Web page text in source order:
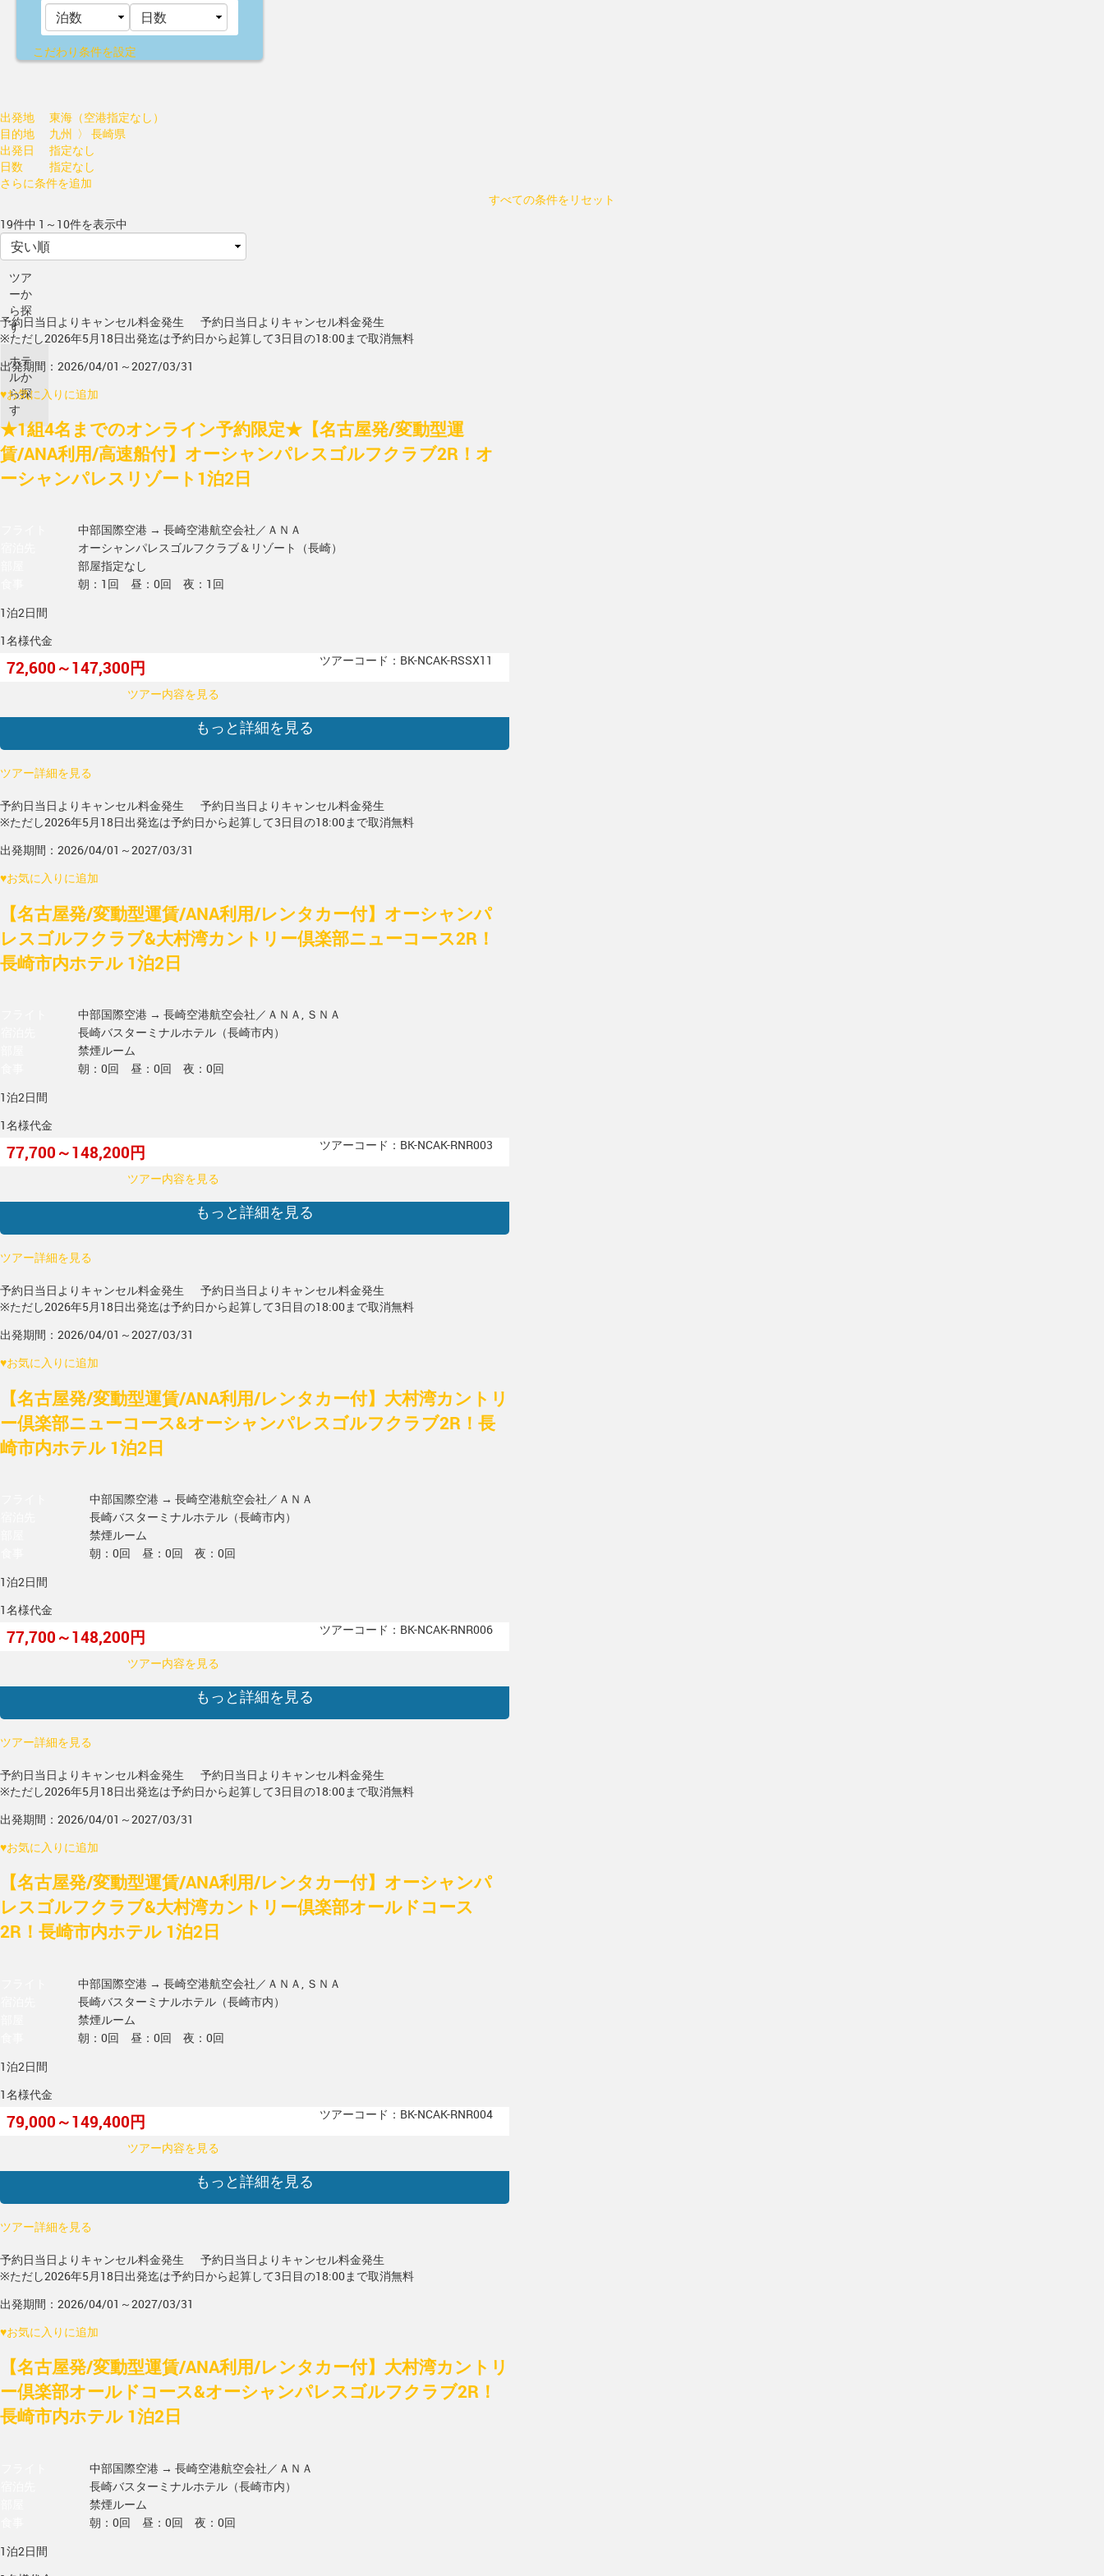
こだわり条件を設定
出発地
東海（空港指定なし）
目的地
九州 〉 長崎県
出発日
指定なし
日数
指定なし
さらに条件を追加
すべての条件をリセット
19件中 1～10件を表示中
ツア
ーか
ら探
す
ホテ
ルか
ら探
す
予約日当日よりキャンセル料金発生
予約日当日よりキャンセル料金発生
※ただし2026年5月18日出発迄は予約日から起算して3日目の18:00まで取消無料
出発期間：2026/04/01～2027/03/31
♥お気に入りに追加
★1組4名までのオンライン予約限定★【名古屋発/変動型運
賃/ANA利用/高速船付】オーシャンパレスゴルフクラブ2R！オ
ーシャンパレスリゾート1泊2日
中部国際空港 → 長崎空港航空会社／ＡＮＡ
オーシャンパレスゴルフクラブ＆リゾート（長崎）
部屋指定なし
朝：1回 昼：0回 夜：1回
1泊2日間
1名様代金
72,600～147,300円 ツアーコード：BK-NCAK-RSSX11
ツアー内容を見る
もっと詳細を見る
ツアー詳細を見る
予約日当日よりキャンセル料金発生
予約日当日よりキャンセル料金発生
※ただし2026年5月18日出発迄は予約日から起算して3日目の18:00まで取消無料
出発期間：2026/04/01～2027/03/31
♥お気に入りに追加
【名古屋発/変動型運賃/ANA利用/レンタカー付】オーシャンパ
レスゴルフクラブ&大村湾カントリー倶楽部ニューコース2R！
長崎市内ホテル 1泊2日
中部国際空港 → 長崎空港航空会社／ＡＮＡ, ＳＮＡ
長崎バスターミナルホテル（長崎市内）
禁煙ルーム
朝：0回 昼：0回 夜：0回
1泊2日間
1名様代金
77,700～148,200円 ツアーコード：BK-NCAK-RNR003
ツアー内容を見る
もっと詳細を見る
ツアー詳細を見る
予約日当日よりキャンセル料金発生
予約日当日よりキャンセル料金発生
※ただし2026年5月18日出発迄は予約日から起算して3日目の18:00まで取消無料
出発期間：2026/04/01～2027/03/31
♥お気に入りに追加
【名古屋発/変動型運賃/ANA利用/レンタカー付】大村湾カントリ
ー倶楽部ニューコース&オーシャンパレスゴルフクラブ2R！長
崎市内ホテル 1泊2日
中部国際空港 → 長崎空港航空会社／ＡＮＡ
長崎バスターミナルホテル（長崎市内）
禁煙ルーム
朝：0回 昼：0回 夜：0回
1泊2日間
1名様代金
77,700～148,200円 ツアーコード：BK-NCAK-RNR006
ツアー内容を見る
もっと詳細を見る
ツアー詳細を見る
予約日当日よりキャンセル料金発生
予約日当日よりキャンセル料金発生
※ただし2026年5月18日出発迄は予約日から起算して3日目の18:00まで取消無料
出発期間：2026/04/01～2027/03/31
♥お気に入りに追加
【名古屋発/変動型運賃/ANA利用/レンタカー付】オーシャンパ
レスゴルフクラブ&大村湾カントリー倶楽部オールドコース
2R！長崎市内ホテル 1泊2日
中部国際空港 → 長崎空港航空会社／ＡＮＡ, ＳＮＡ
長崎バスターミナルホテル（長崎市内）
禁煙ルーム
朝：0回 昼：0回 夜：0回
1泊2日間
1名様代金
79,000～149,400円 ツアーコード：BK-NCAK-RNR004
ツアー内容を見る
もっと詳細を見る
ツアー詳細を見る
予約日当日よりキャンセル料金発生
予約日当日よりキャンセル料金発生
※ただし2026年5月18日出発迄は予約日から起算して3日目の18:00まで取消無料
出発期間：2026/04/01～2027/03/31
♥お気に入りに追加
【名古屋発/変動型運賃/ANA利用/レンタカー付】大村湾カントリ
ー倶楽部オールドコース&オーシャンパレスゴルフクラブ2R！
長崎市内ホテル 1泊2日
中部国際空港 → 長崎空港航空会社／ＡＮＡ
長崎バスターミナルホテル（長崎市内）
禁煙ルーム
朝：0回 昼：0回 夜：0回
1泊2日間